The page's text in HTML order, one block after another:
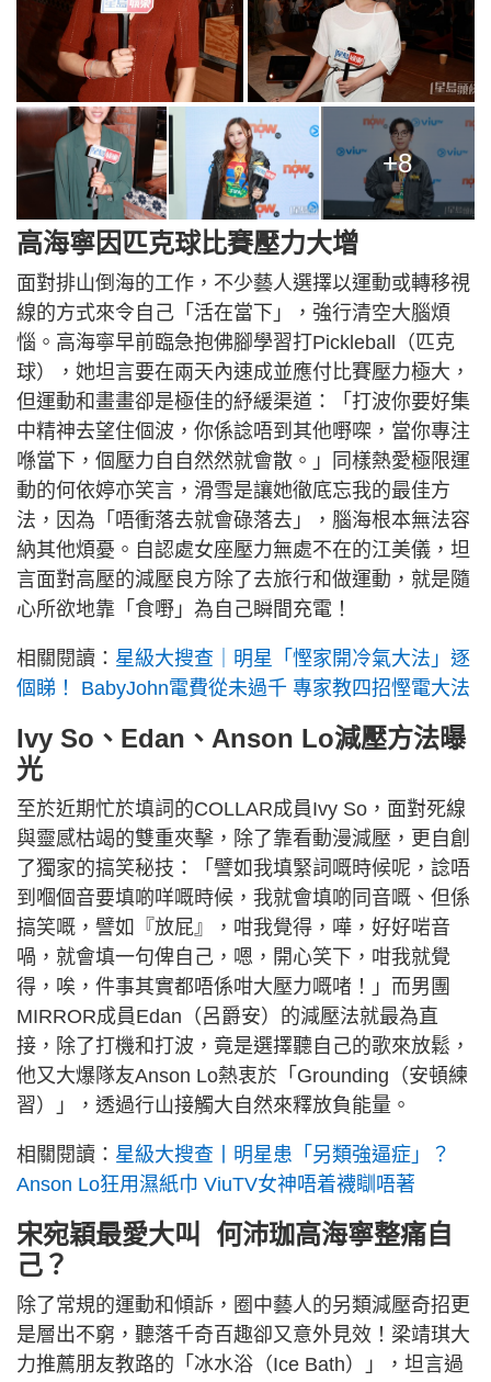
+8
高海寧因匹克球比賽壓力大增
面對排山倒海的工作，不少藝人選擇以運動或轉移視
線的方式來令自己「活在當下」，強行清空大腦煩
惱。高海寧早前臨急抱佛腳學習打Pickleball（匹克
球），她坦言要在兩天內速成並應付比賽壓力極大，
但運動和畫畫卻是極佳的紓緩渠道：「打波你要好集
中精神去望住個波，你係諗唔到其他嘢㗎，當你專注
喺當下，個壓力自自然然就會散。」同樣熱愛極限運
動的何依婷亦笑言，滑雪是讓她徹底忘我的最佳方
法，因為「唔衝落去就會碌落去」，腦海根本無法容
納其他煩憂。自認處女座壓力無處不在的江美儀，坦
言面對高壓的減壓良方除了去旅行和做運動，就是隨
心所欲地靠「食嘢」為自己瞬間充電！
相關閱讀： 星級大搜查｜明星「慳家開冷氣大法」逐
個睇！ BabyJohn電費從未過千 專家教四招慳電大法
Ivy So、Edan、Anson Lo減壓方法曝
光
至於近期忙於填詞的COLLAR成員Ivy So，面對死線
與靈感枯竭的雙重夾擊，除了靠看動漫減壓，更自創
了獨家的搞笑秘技：「譬如我填緊詞嘅時候呢，諗唔
到嗰個音要填啲咩嘅時候，我就會填啲同音嘅、但係
搞笑嘅，譬如『放屁』，咁我覺得，嘩，好好啱音
喎，就會填一句俾自己，嗯，開心笑下，咁我就覺
得，唉，件事其實都唔係咁大壓力嘅啫！」而男團
MIRROR成員Edan（呂爵安）的減壓法就最為直
接，除了打機和打波，竟是選擇聽自己的歌來放鬆，
他又大爆隊友Anson Lo熱衷於「Grounding（安頓練
習）」，透過行山接觸大自然來釋放負能量。
相關閱讀： 星級大搜查丨明星患「另類強逼症」？
Anson Lo狂用濕紙巾 ViuTV女神唔着襪瞓唔著
宋宛穎最愛大叫 何沛珈高海寧整痛自
己？
除了常規的運動和傾訴，圈中藝人的另類減壓奇招更
是層出不窮，聽落千奇百趣卻又意外見效！梁靖琪大
力推薦朋友教路的「冰水浴（Ice Bath）」，坦言過